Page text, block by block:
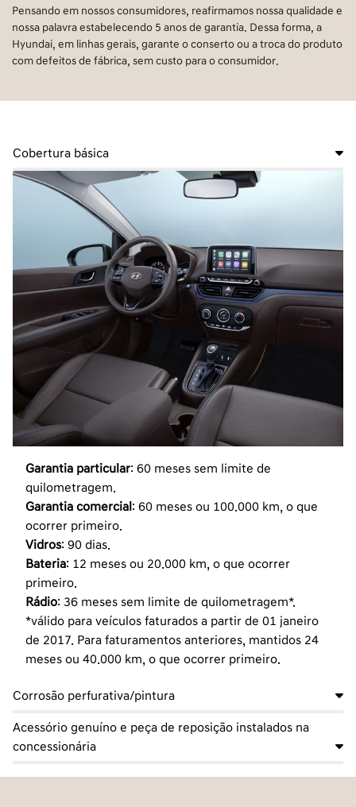
Pensando em nossos consumidores, reafirmamos nossa qualidade e
nossa palavra estabelecendo 5 anos de garantia. Dessa forma, a
Hyundai, em linhas gerais, garante o conserto ou a troca do produto
com defeitos de fábrica, sem custo para o consumidor.
Cobertura básica
Garantia particular: 60 meses sem limite de
quilometragem.
Garantia comercial: 60 meses ou 100.000 km, o que
ocorrer primeiro.
Vidros: 90 dias.
Bateria: 12 meses ou 20.000 km, o que ocorrer
primeiro.
Rádio: 36 meses sem limite de quilometragem*.
*válido para veículos faturados a partir de 01 janeiro
de 2017. Para faturamentos anteriores, mantidos 24
meses ou 40.000 km, o que ocorrer primeiro.
Corrosão perfurativa/pintura
Acessório genuíno e peça de reposição instalados na
concessionária